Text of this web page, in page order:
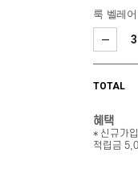
룩 벨레
TOTAL
혜택
* 신규가
적립금